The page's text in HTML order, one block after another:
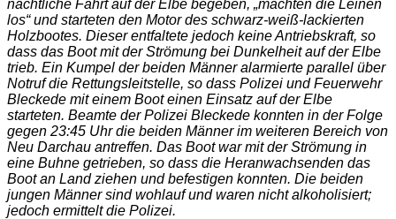
nächtliche Fahrt auf der Elbe begeben, „machten die Leinen
los“ und starteten den Motor des schwarz-weiß-lackierten
Holzbootes. Dieser entfaltete jedoch keine Antriebskraft, so
dass das Boot mit der Strömung bei Dunkelheit auf der Elbe
trieb. Ein Kumpel der beiden Männer alarmierte parallel über
Notruf die Rettungsleitstelle, so dass Polizei und Feuerwehr
Bleckede mit einem Boot einen Einsatz auf der Elbe
starteten. Beamte der Polizei Bleckede konnten in der Folge
gegen 23:45 Uhr die beiden Männer im weiteren Bereich von
Neu Darchau antreffen. Das Boot war mit der Strömung in
eine Buhne getrieben, so dass die Heranwachsenden das
Boot an Land ziehen und befestigen konnten. Die beiden
jungen Männer sind wohlauf und waren nicht alkoholisiert;
jedoch ermittelt die Polizei.